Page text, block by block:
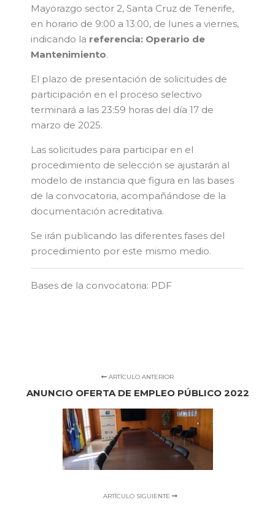
Mayorazgo sector 2, Santa Cruz de Tenerife,
en horario de 9:00 a 13:00, de lunes a viernes,
indicando la referencia: Operario de
Mantenimiento.
El plazo de presentación de solicitudes de
participación en el proceso selectivo
terminará a las 23:59 horas del día 17 de
marzo de 2025.
Las solicitudes para participar en el
procedimiento de selección se ajustarán al
modelo de instancia que figura en las bases
de la convocatoria, acompañándose de la
documentación acreditativa.
Se irán publicando las diferentes fases del
procedimiento por este mismo medio.
Bases de la convocatoria: PDF
ARTÍCULO ANTERIOR
ANUNCIO OFERTA DE EMPLEO PÚBLICO 2022
ARTÍCULO SIGUIENTE